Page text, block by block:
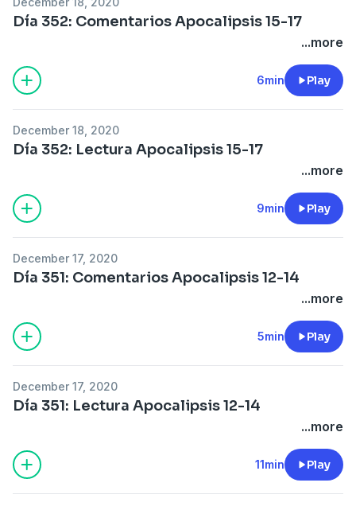
Día 352: Comentarios Apocalipsis 15-17
...more
6min Play
December 18, 2020
Día 352: Lectura Apocalipsis 15-17
...more
9min Play
December 17, 2020
Día 351: Comentarios Apocalipsis 12-14
...more
5min Play
December 17, 2020
Día 351: Lectura Apocalipsis 12-14
...more
11min Play